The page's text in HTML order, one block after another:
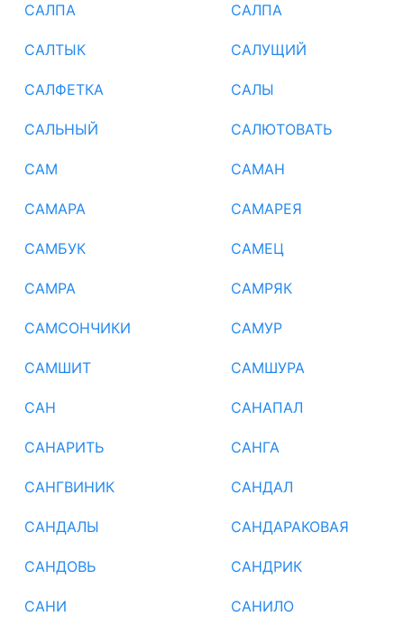
САЛПА САЛПА
САЛТЫК САЛУЩИЙ
САЛФЕТКА САЛЫ
САЛЬНЫЙ САЛЮТОВАТЬ
САМ САМАН
САМАРА САМАРЕЯ
САМБУК САМЕЦ
САМРА САМРЯК
САМСОНЧИКИ САМУР
САМШИТ САМШУРА
САН САНАПАЛ
САНАРИТЬ САНГА
САНГВИНИК САНДАЛ
САНДАЛЫ САНДАРАКОВАЯ
САНДОВЬ САНДРИК
САНИ САНИЛО